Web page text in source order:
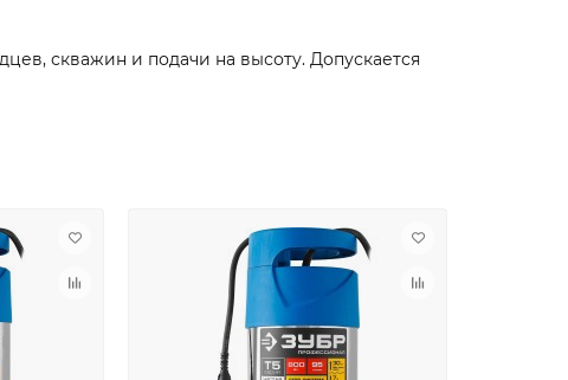
скважин и подачи на высоту. Допускается